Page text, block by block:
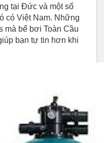
tại Đức và một số
có Việt Nam. Những
mà bể bơi Toàn Cầu
bạn tự tin hơn khi